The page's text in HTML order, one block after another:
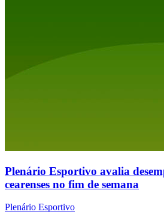
Plenário Esportivo avalia
cearenses no fim de semana
Plenário Esportivo